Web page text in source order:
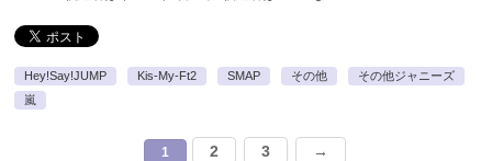
Hey!Say!JUMP Kis-My-Ft2 SMAP その他
その他ジャニーズ
嵐
1 2 3 →